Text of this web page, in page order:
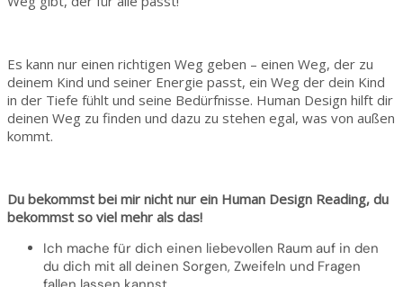
Es kann nur einen richtigen Weg geben – einen Weg, der zu
deinem Kind und seiner Energie passt, ein Weg der dein Kind
in der Tiefe fühlt und seine Bedürfnisse. Human Design hilft dir
deinen Weg zu finden und dazu zu stehen egal, was von außen
kommt.
Du bekommst bei mir nicht nur ein Human Design Reading, du
bekommst so viel mehr als das!
Ich mache für dich einen liebevollen Raum auf in den
du dich mit all deinen Sorgen, Zweifeln und Fragen